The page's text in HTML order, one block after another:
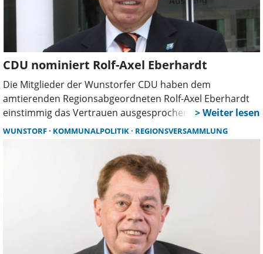
CDU nominiert Rolf-Axel Eberhardt
Die Mitglieder der Wunstorfer CDU haben dem
amtierenden Regionsabgeordneten Rolf-Axel Eberhardt
einstimmig das Vertrauen ausgesprochen und ihn
während der Mitgliederversammlung zum
Spitzenkandidaten für die Wahl zur Regionsversammlung
WUNSTORF KOMMUNALPOLITIK REGIONSVERSAMMLUNG